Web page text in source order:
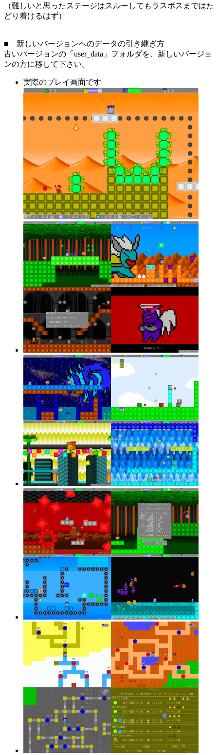
（難しいと思ったステージはスルーしてもラスボスまではた
どり着けるはず）
■ 新しいバージョンへのデータの引き継ぎ方
古いバージョンの「user_data」フォルダを、新しいバージョ
ンの方に移して下さい。
実際のプレイ画面です